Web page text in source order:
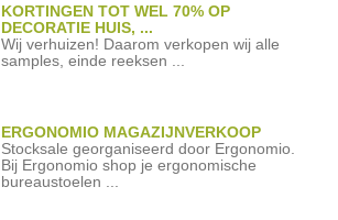
KORTINGEN TOT WEL 70% OP
DECORATIE HUIS, ...
Wij verhuizen! Daarom verkopen wij alle
samples, einde reeksen ...
ERGONOMIO MAGAZIJNVERKOOP
Stocksale georganiseerd door Ergonomio.
Bij Ergonomio shop je ergonomische
bureaustoelen ...